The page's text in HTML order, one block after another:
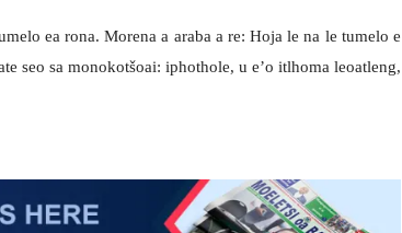
ea rona. Morena a araba a re: Hoja le na le tumelo e
seo sa monokotšoai: iphothole, u e’o itlhoma leoatleng,